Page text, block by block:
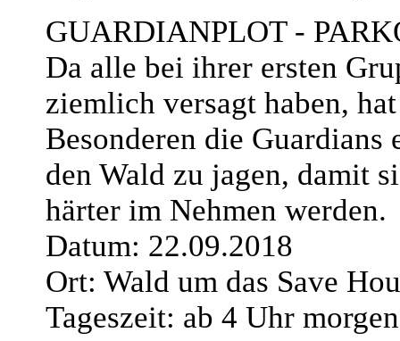
GUARDIANPLOT -
Da alle bei ihrer ersten
ziemlich versagt haben,
Besonderen die Guardians
den Wald zu jagen, damit
härter im Nehmen werden.
Datum: 22.09.2018
Ort: Wald um das Save
Tageszeit: ab 4 Uhr